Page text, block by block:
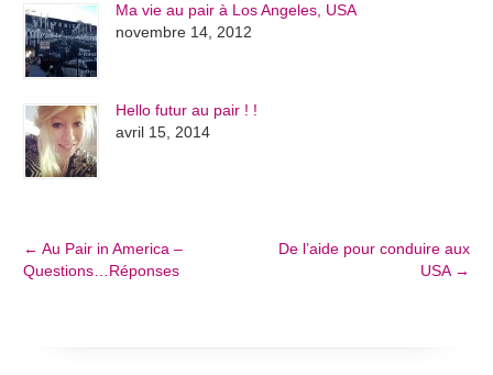
Ma vie au pair à Los Angeles, USA
novembre 14, 2012
Hello futur au pair ! !
avril 15, 2014
← Au Pair in America –
Questions…Réponses
De l’aide pour conduire aux
USA →